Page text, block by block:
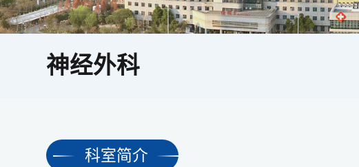
神经外科
科室简介